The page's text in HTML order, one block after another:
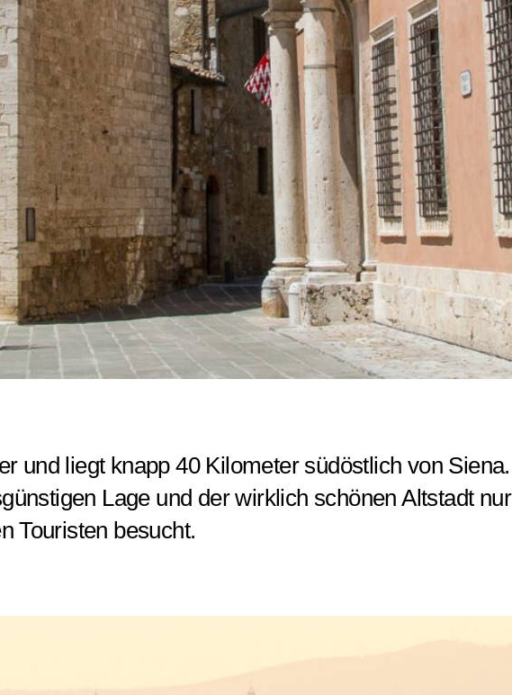
und liegt knapp 40 Kilometer südöstlich von Siena.
Lage und der wirklich schönen Altstadt nur
Touristen besucht.